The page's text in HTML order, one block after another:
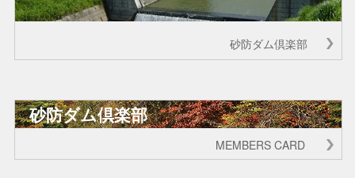
砂防ダム倶楽部
砂防ダム倶楽部
MEMBERS CARD